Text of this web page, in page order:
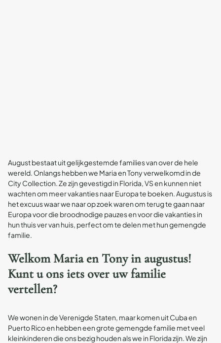
August bestaat uit gelijkgestemde families van over de hele
wereld. Onlangs hebben we Maria en Tony verwelkomd in de
City Collection. Ze zijn gevestigd in Florida, VS en kunnen niet
wachten om meer vakanties naar Europa te boeken. Augustus is
het excuus waar we naar op zoek waren om terug te gaan naar
Europa voor die broodnodige pauzes en voor die vakanties in
hun thuis ver van huis, perfect om te delen met hun gemengde
familie.
Welkom Maria en Tony in augustus!
Kunt u ons iets over uw familie
vertellen?
We wonen in de Verenigde Staten, maar komen uit Cuba en
Puerto Rico en hebben een grote gemengde familie met veel
kleinkinderen die ons bezig houden als we in Florida zijn. We zijn